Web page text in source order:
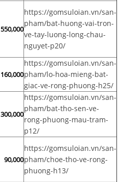
550,000
https://gomsuloian.vn/san-
pham/bat-huong-vai-tron-
ve-tay-luong-long-chau-
nguyet-p20/
160,000
https://gomsuloian.vn/san-
pham/lo-hoa-mieng-bat-
giac-ve-rong-phuong-h25/
300,000
https://gomsuloian.vn/san-
pham/bat-tho-sen-ve-
rong-phuong-mau-tram-
p12/
90,000
https://gomsuloian.vn/san-
pham/choe-tho-ve-rong-
phuong-h13/